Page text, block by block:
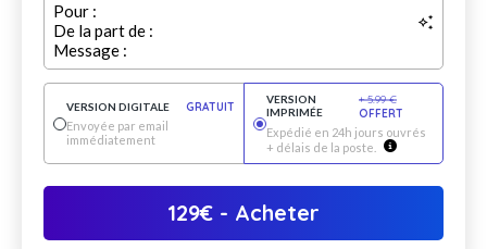
Pour :
De la part de :
Message :
VERSION DIGITALE
GRATUIT
Envoyée par email
immédiatement
VERSION
IMPRIMÉE
+5.99 €
OFFERT
Expédié en 24h jours ouvrés
+ délais de la poste.
129€ - Acheter